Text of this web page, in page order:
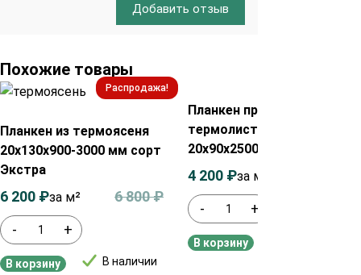
Добавить отзыв
Похожие товары
Распродажа!
Планкен из термоясеня
20х130х900-3000 мм сорт
Экстра
- +
В наличии
6 800₽
6 200 ₽за м²
В корзину
Планкен прямой из
термолиственницы
20х90х2500 мм сорт А
- +
4 200 ₽за м²
В корзину